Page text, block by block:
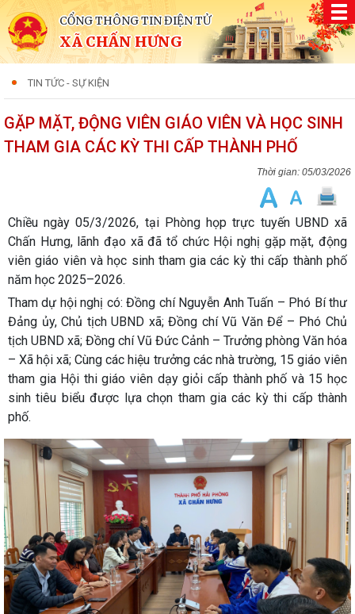
CỔNG THÔNG TIN ĐIỆN TỬ
XÃ CHẤN HƯNG
TIN TỨC - SỰ KIỆN
GẶP MẶT, ĐỘNG VIÊN GIÁO VIÊN VÀ HỌC SINH
THAM GIA CÁC KỲ THI CẤP THÀNH PHỐ
05/03/2026
Chiều ngày 05/3/2026, tại Phòng họp trực tuyến UBND xã
Chấn Hưng, lãnh đạo xã đã tổ chức Hội nghị gặp mặt, động
viên giáo viên và học sinh tham gia các kỳ thi cấp thành phố
năm học 2025–2026.
Tham dự hội nghị có: Đồng chí Nguyễn Anh Tuấn – Phó Bí thư
Đảng ủy, Chủ tịch UBND xã; Đồng chí Vũ Văn Để – Phó Chủ
tịch UBND xã; Đồng chí Vũ Đức Cảnh – Trưởng phòng Văn hóa
– Xã hội xã; Cùng các hiệu trưởng các nhà trường, 15 giáo viên
tham gia Hội thi giáo viên dạy giỏi cấp thành phố và 15 học
sinh tiêu biểu được lựa chọn tham gia các kỳ thi cấp thành
phố.